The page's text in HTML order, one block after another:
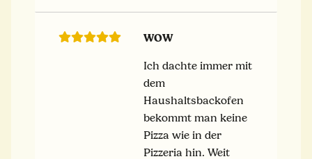
WOW
Ich dachte immer mit
dem
Haushaltsbackofen
bekommt man keine
Pizza wie in der
Pizzeria hin. Weit